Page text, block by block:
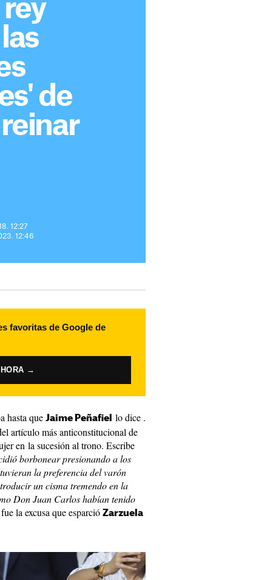
rey
de
reinar
12:27
12:46
favoritas de Google de
→
hasta que Jaime Peñafiel
lo dice .
artículo más anticonstitucional de
en la sucesión al trono. Escribe
borbonear presionando a los
la preferencia del varón
un cisma tremendo en la
Don Juan Carlos habían tenido
la excusa que esparció Zarzuela